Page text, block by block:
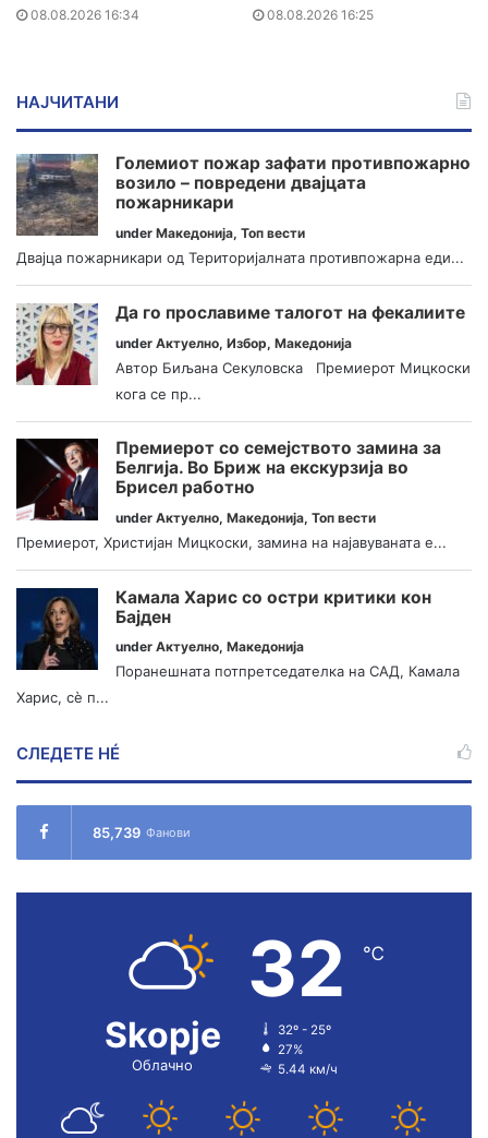
08.08.2026 16:34 08.08.2026 16:25
НАЈЧИТАНИ
Големиот пожар зафати противпожарно
возило – повредени двајцата
пожарникари
under Македонија, Топ вести
Двајца пожарникари од Територијалната противпожарна еди...
Да го прославиме талогот на фекалиите
under Актуелно, Избор, Македонија
Автор Биљана Секуловска Премиерот Мицкоски
кога се пр...
Премиерот со семејството замина за
Белгија. Во Бриж на екскурзија во
Брисел работно
under Актуелно, Македонија, Топ вести
Премиерот, Христијан Мицкоски, замина на најавуваната е...
Камала Харис со остри критики кон
Бајден
under Актуелно, Македонија
Поранешната потпретседателка на САД, Камала
Харис, сè п...
СЛЕДЕТЕ НÉ
85,739 Фанови
Skopje
Облачно
32 ℃
32º - 25º
27%
5.44 км/ч